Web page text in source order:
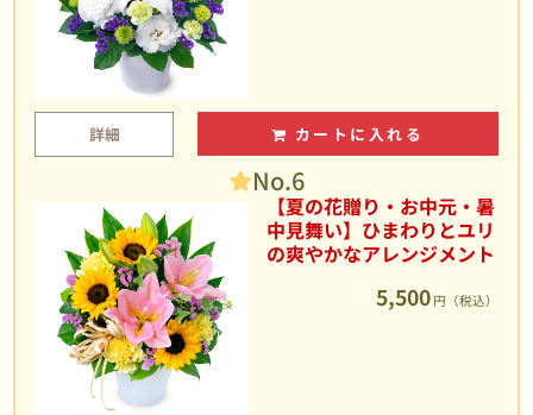
詳細 カートに入れる
No.6
【夏の花贈り・お中元・暑
中見舞い】ひまわりとユリ
の爽やかなアレンジメント
5,500 円（税込）